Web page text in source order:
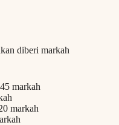
diberi markah
markah
markah